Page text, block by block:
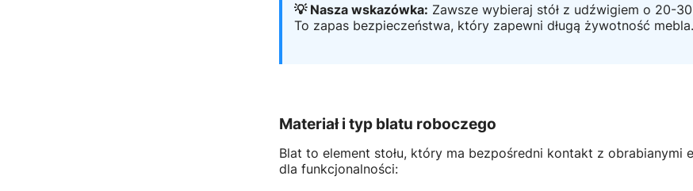
💡 Nasza wskazówka: Zawsze wybieraj stół z udźwigiem o 20-
To zapas bezpieczeństwa, który zapewni długą żywotność mebla.
Materiał i typ blatu roboczego
Blat to element stołu, który ma bezpośredni kontakt z obrabianymi
dla funkcjonalności: